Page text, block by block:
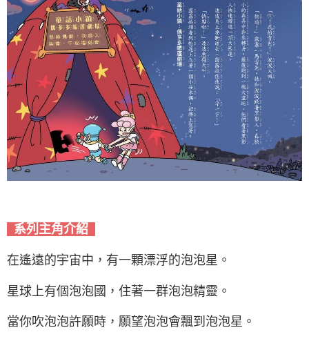
系列主角介紹
在遙遠的宇宙中，有一顆漂浮的泡泡星。
星球上有個泡泡國，住著一群泡泡精靈。
當你吹泡泡許願時，願望泡泡會飄到泡泡星。